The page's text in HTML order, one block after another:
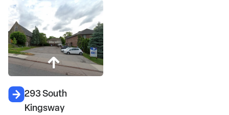
293 South
Kingsway